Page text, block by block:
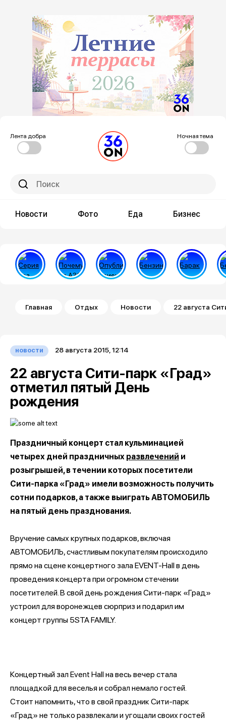
Лента добра Ночная тема
Новости Фото Еда Бизнес
Строка навигации
Главная Отдых Новости 22 августа
новости 28 августа 2015, 12:14
22 августа Сити-парк «Град»
отметил пятый День
рождения
Праздничный концерт стал кульминацией
четырех дней праздничных развлечений и
розыгрышей, в течении которых посетители
Сити-парка «Град» имели возможность получить
сотни подарков, а также выиграть АВТОМОБИЛЬ
на пятый день празднования.
Вручение самых крупных подарков, включая
АВТОМОБИЛЬ, счастливым покупателям происходило
прямо на сцене концертного зала EVENT-Hall в день
проведения концерта при огромном стечении
посетителей. В свой день рождения Сити-парк «Град»
устроил для воронежцев сюрприз и подарил им
концерт группы 5STA FAMILY.
Концертный зал Event Hall на весь вечер стала
площадкой для веселья и собрал немало гостей.
Стоит напомнить, что в свой праздник Сити-парк
«Град» не только развлекали и угощали своих гостей